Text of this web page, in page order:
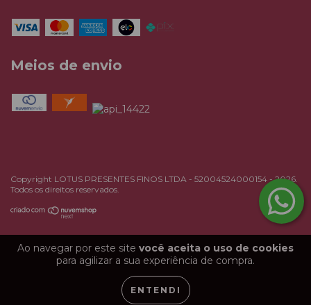
Ao navegar por este site você aceita o uso de cookies
para agilizar a sua experiência de compra.
ENTENDI
Meios de envio
Copyright LOTUS PRESENTES FINOS LTDA - 52004524000154 - 2026.
Todos os direitos reservados.